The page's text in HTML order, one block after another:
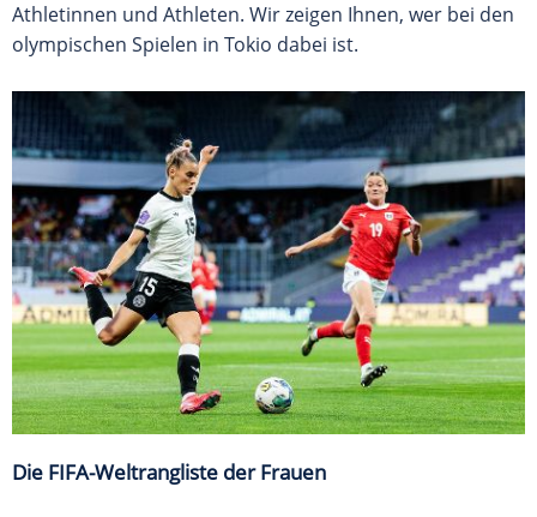
Athletinnen und Athleten. Wir zeigen Ihnen, wer bei den
olympischen Spielen in Tokio dabei ist.
Die FIFA-Weltrangliste der Frauen